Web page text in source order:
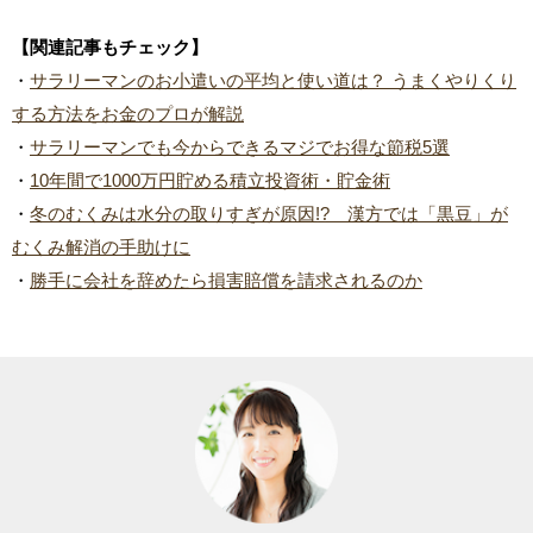
【関連記事もチェック】
・ サラリーマンのお小遣いの平均と使い道は？ うまくやりくり
する方法をお金のプロが解説
・ サラリーマンでも今からできるマジでお得な節税5選
・ 10年間で1000万円貯める積立投資術・貯金術
・ 冬のむくみは水分の取りすぎが原因!? 漢方では「黒豆」が
むくみ解消の手助けに
・ 勝手に会社を辞めたら損害賠償を請求されるのか